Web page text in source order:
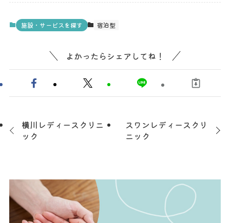
施設・サービスを探す 宿泊型
よかったらシェアしてね！
横川レディースクリニ
ック
スワンレディースクリ
ニック